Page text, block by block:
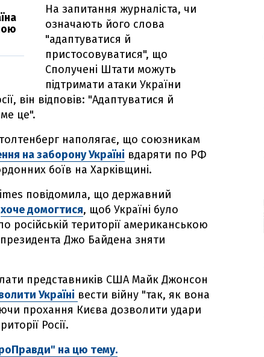
На запитання журналіста, чи
означають його слова
"адаптуватися й
пристосовуватися", що
Сполучені Штати можуть
підтримати атаки України
він відповів: "Адаптуватися й
це".
наполягає, що союзникам
на заборону Україні вдаряти по РФ
боїв на Харківщині.
повідомила, що державний
хоче домогтися, щоб Україні було
російській території американською
Джо Байдена зняти
представників США Майк Джонсон
Україні вести війну "так, як вона
прохання Києва дозволити удари
Росії.
на цю тему.